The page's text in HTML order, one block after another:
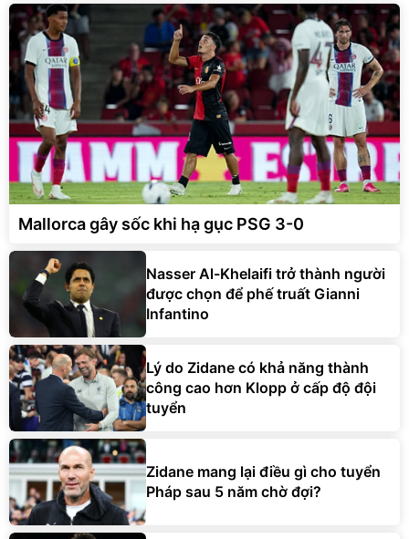
Mallorca gây sốc khi hạ gục PSG 3-0
Nasser Al-Khelaifi trở thành người
được chọn để phế truất Gianni
Infantino
Lý do Zidane có khả năng thành
công cao hơn Klopp ở cấp độ đội
tuyển
Zidane mang lại điều gì cho tuyển
Pháp sau 5 năm chờ đợi?